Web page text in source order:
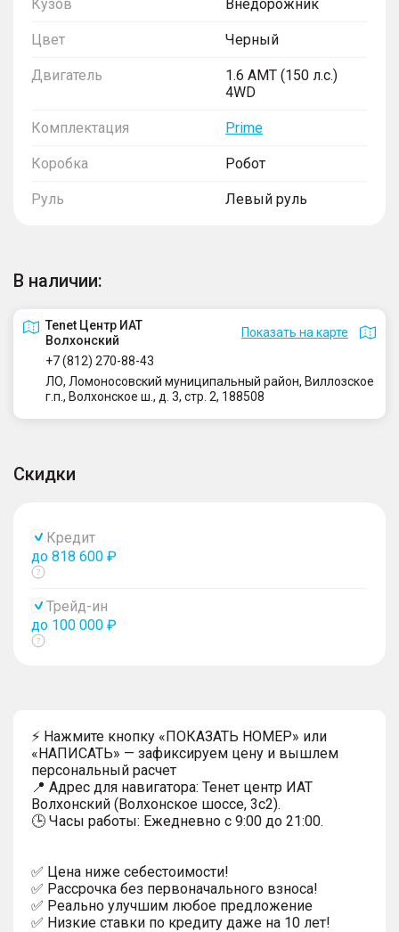
Кузов Внедорожник
Цвет Черный
Двигатель
1.6 AMT (150 л.с.)
4WD
Комплектация Prime
Коробка Робот
Руль Левый руль
В наличии:
Tenet Центр ИАТ
Волхонский
Показать на карте
+7 (812) 270-88-43
ЛО, Ломоносовский муниципальный район, Виллозское
г.п., Волхонское ш., д. 3, стр. 2, 188508
Скидки
Кредит
до 818 600 ₽
Показать
Трейд-ин
до 100 000 ₽
Показать
⚡ Нажмите кнопку «ПОКАЗАТЬ НОМЕР» или
«НАПИСАТЬ» — зафиксируем цену и вышлем
персональный расчет
📍 Адрес для навигатора: Тенет центр ИАТ
Волхонский (Волхонское шоссе, 3с2).
🕒 Часы работы: Ежедневно с 9:00 до 21:00.
✅ Цена ниже себестоимости!
✅ Рассрочка без первоначального взноса!
✅ Реально улучшим любое предложение
✅ Низкие ставки по кредиту даже на 10 лет!